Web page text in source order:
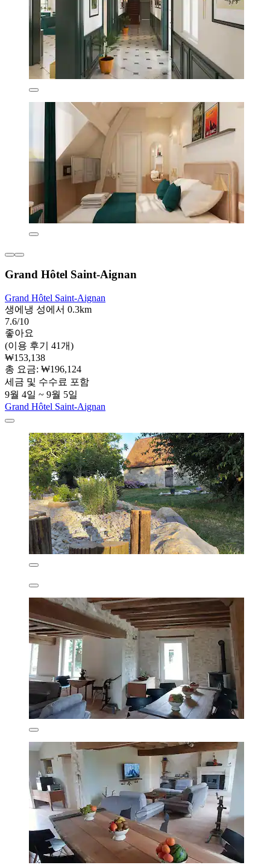
Grand Hôtel Saint-Aignan
Grand Hôtel Saint-Aignan
생에냉 성에서 0.3km
7.6/10
좋아요
(이용 후기 41개)
₩153,138
총 요금: ₩196,124
세금 및 수수료 포함
9월 4일 ~ 9월 5일
Grand Hôtel Saint-Aignan